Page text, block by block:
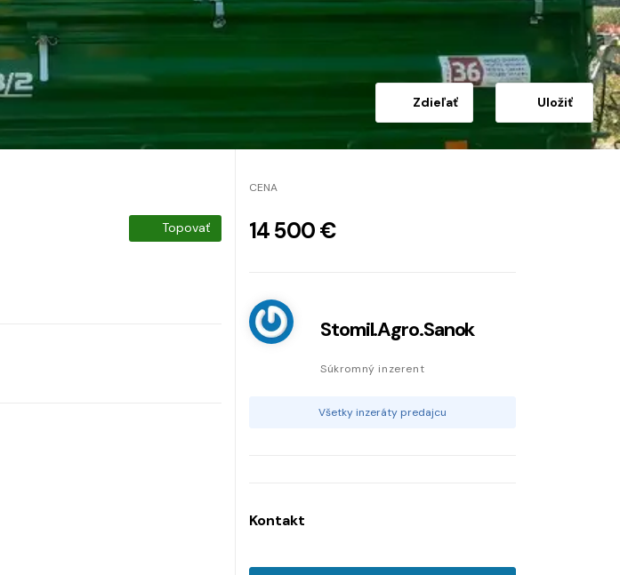
Zdieľať Uložiť
Topovať
CENA
14 500 €
Stomil.Agro.Sanok
Súkromný inzerent
Všetky inzeráty predajcu
Kontakt